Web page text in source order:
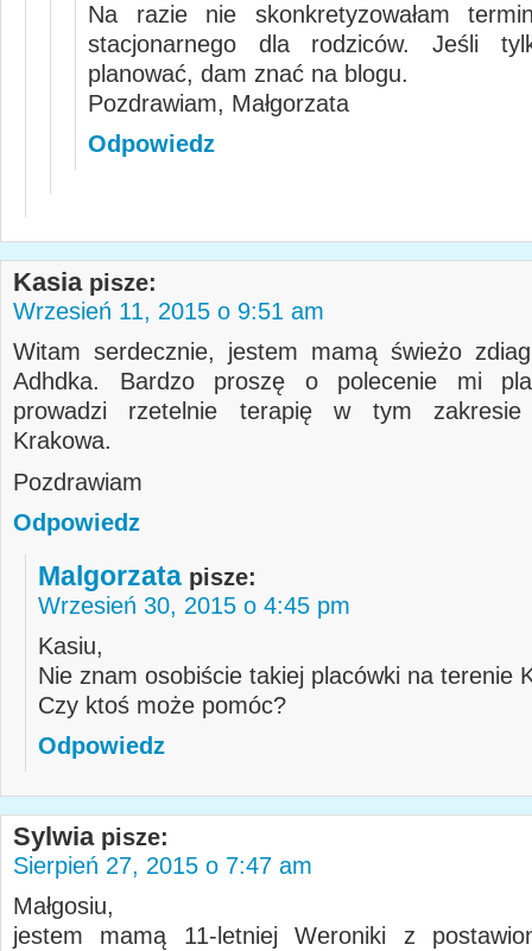
Na razie nie skonkretyzowałam
stacjonarnego dla rodziców. Jeśli
planować, dam znać na blogu.
Pozdrawiam, Małgorzata
Odpowiedz
Kasia pisze:
Wrzesień 11, 2015 o 9:51 am
Witam serdecznie, jestem mamą świeżo
Adhdka. Bardzo proszę o polecenie mi
prowadzi rzetelnie terapię w tym
Krakowa.
Pozdrawiam
Odpowiedz
Malgorzata pisze:
Wrzesień 30, 2015 o 4:45 pm
Kasiu,
Nie znam osobiście takiej placówki na terenie
Czy ktoś może pomóc?
Odpowiedz
Sylwia pisze:
Sierpień 27, 2015 o 7:47 am
Małgosiu,
jestem mamą 11-letniej Weroniki z